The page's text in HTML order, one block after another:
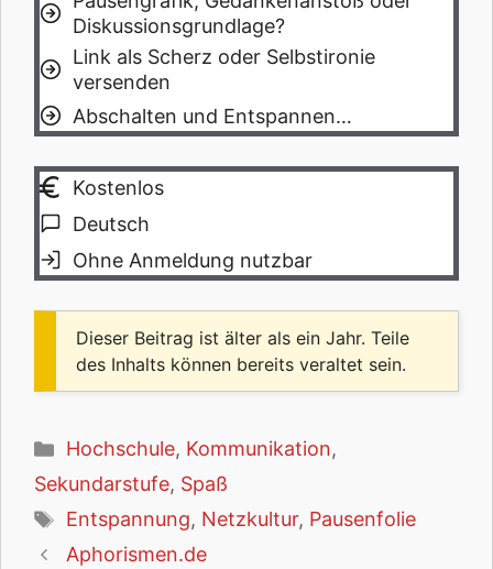
Diskussionsgrundlage?
Link als Scherz oder Selbstironie
versenden
Abschalten und Entspannen…
Kostenlos
Deutsch
Ohne Anmeldung nutzbar
Dieser Beitrag ist älter als ein Jahr. Teile
des Inhalts können bereits veraltet sein.
Kategorien
Hochschule, Kommunikation,
Sekundarstufe, Spaß
Schlagwörter
Entspannung, Netzkultur, Pausenfolie
Aphorismen.de